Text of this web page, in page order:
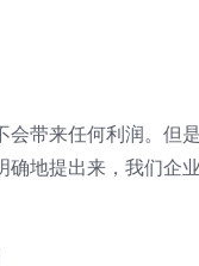
带来任何利润。但
地提出来，我们企